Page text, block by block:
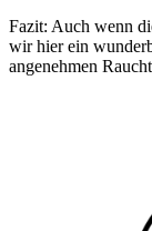
Fazit: Auch wenn
wir hier ein
angenehmen